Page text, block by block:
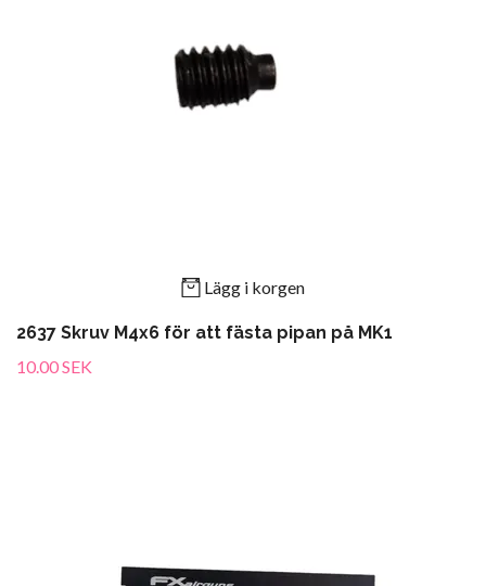
Lägg i korgen
2637 Skruv M4x6 för att fästa pipan på MK1
10.00 SEK